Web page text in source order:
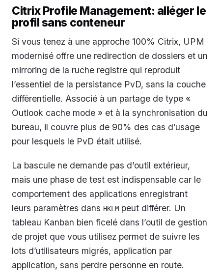
Citrix Profile Management: alléger le
profil sans conteneur
Si vous tenez à une approche 100% Citrix, UPM
modernisé offre une redirection de dossiers et un
mirroring de la ruche registre qui reproduit
l’essentiel de la persistance PvD, sans la couche
différentielle. Associé à un partage de type «
Outlook cache mode » et à la synchronisation du
bureau, il couvre plus de 90% des cas d’usage
pour lesquels le PvD était utilisé.
La bascule ne demande pas d’outil extérieur,
mais une phase de test est indispensable car le
comportement des applications enregistrant
leurs paramètres dans HKLM peut différer. Un
tableau Kanban bien ficelé dans l’outil de gestion
de projet que vous utilisez permet de suivre les
lots d’utilisateurs migrés, application par
application, sans perdre personne en route.